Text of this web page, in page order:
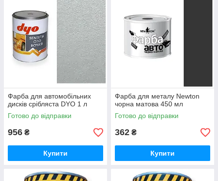
Фарба для автомобільних
дисків срібляста DYO 1 л
Готово до відправки
956 ₴
Купити
Фарба для металу Newton
чорна матова 450 мл
Готово до відправки
362 ₴
Купити